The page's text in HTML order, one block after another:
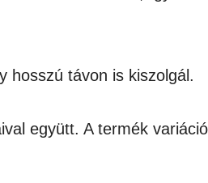
hosszú távon is kiszolgál.
együtt. A termék